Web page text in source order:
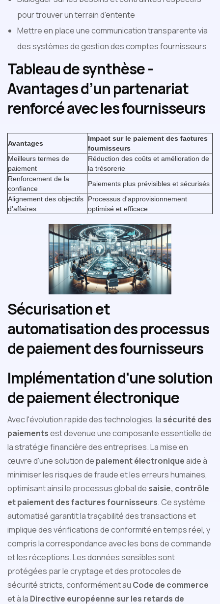
pour trouver un terrain d'entente
Mettre en place une communication transparente via
des systèmes de gestion des comptes fournisseurs
Tableau de synthèse -
Avantages d’un partenariat
renforcé avec les fournisseurs
Avantages
Impact sur le paiement des factures
fournisseurs
Meilleurs termes de
paiement
Réduction des coûts et amélioration de
la trésorerie
Renforcement de la
confiance
Paiements plus prévisibles et sécurisés
Alignement des objectifs
d'affaires
Processus d'approvisionnement
optimisé et efficace
Sécurisation et
automatisation des processus
de paiement des fournisseurs
Implémentation d'une solution
de paiement électronique
Avec l'évolution rapide des technologies, la sécurité des
paiementsest devenue une composante essentielle de
la stratégie financière des entreprises. La mise en
œuvre d'une solution de paiement électroniqueaide à
minimiser les risques de fraude et les erreurs humaines,
optimisant ainsi le processus global de saisie, contrôle
et paiement des factures fournisseurs. Ce système
automatisé garantit la traçabilité des transactions et
implique des vérifications de conformité en temps réel, y
compris la correspondance avec les bons de commande
et les réceptions. Les données sensibles sont
protégées par le cryptage et des protocoles de
sécurité stricts, conformément au Code de commerce
et à la Directive européenne sur les retards de